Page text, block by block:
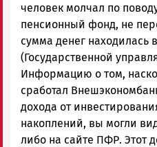
человек молчал по
пенсионный фонд, не
сумма денег находилась
(Государственной
Информацию о том,
сработал
дохода от
накоплений, вы могли
либо на сайте ПФР. Этот